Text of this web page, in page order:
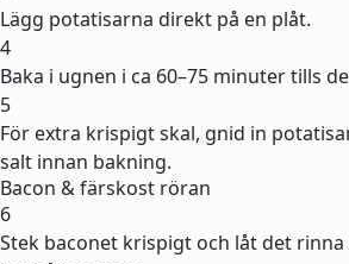
Lägg potatisarna direkt på en plåt.
4
Baka i ugnen i ca 60–75 minuter tills
5
För extra krispigt skal, gnid in
salt innan bakning.
Bacon & färskost röran
6
Stek baconet krispigt och låt det rinna